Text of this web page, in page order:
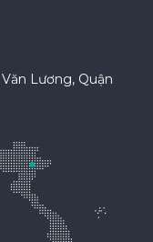
Lương, Quận